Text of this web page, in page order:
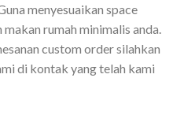
menyesuaikan space
rumah minimalis anda.
custom order silahkan
di kontak yang telah kami